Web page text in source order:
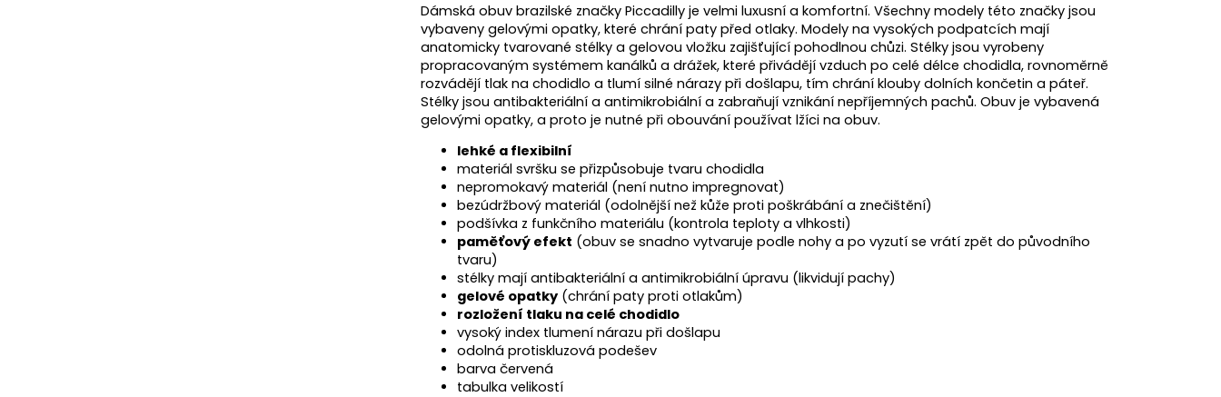
Dámská obuv brazilské značky Piccadilly je velmi luxusní a komfortní. Všechny modely této značky jsou
vybaveny gelovými opatky, které chrání paty před otlaky. Modely na vysokých podpatcích mají
anatomicky tvarované stélky a gelovou vložku zajišťující pohodlnou chůzi. Stélky jsou vyrobeny
propracovaným systémem kanálků a drážek, které přivádějí vzduch po celé délce chodidla, rovnoměrně
rozvádějí tlak na chodidlo a tlumí silné nárazy při došlapu, tím chrání klouby dolních končetin a páteř.
Stélky jsou antibakteriální a antimikrobiální a zabraňují vznikání nepříjemných pachů. Obuv je vybavená
gelovými opatky, a proto je nutné při obouvání používat lžíci na obuv.
lehké a flexibilní
materiál svršku se přizpůsobuje tvaru chodidla
nepromokavý materiál (není nutno impregnovat)
bezúdržbový materiál (odolnější než kůže proti poškrábání a znečištění)
podšívka z funkčního materiálu (kontrola teploty a vlhkosti)
paměťový efekt (obuv se snadno vytvaruje podle nohy a po vyzutí se vrátí zpět do původního
tvaru)
stélky mají antibakteriální a antimikrobiální úpravu (likvidují pachy)
gelové opatky (chrání paty proti otlakům)
rozložení tlaku na celé chodidlo
vysoký index tlumení nárazu při došlapu
odolná protiskluzová podešev
barva červená
tabulka velikostí